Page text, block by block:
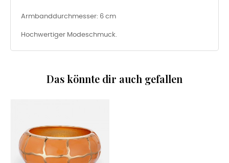
Armbanddurchmesser: 6 cm
Hochwertiger Modeschmuck.
Das könnte dir auch gefallen